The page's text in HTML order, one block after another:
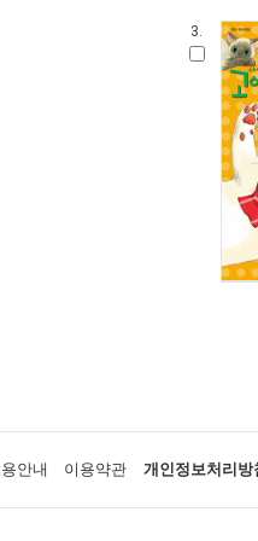
3.
안내 이용약관 개인정보처리방